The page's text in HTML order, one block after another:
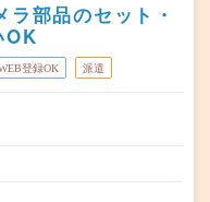
ラ部品のセット・
OK
登録OK 派遣